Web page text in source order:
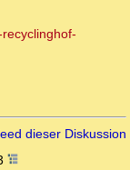
dieser Diskussion